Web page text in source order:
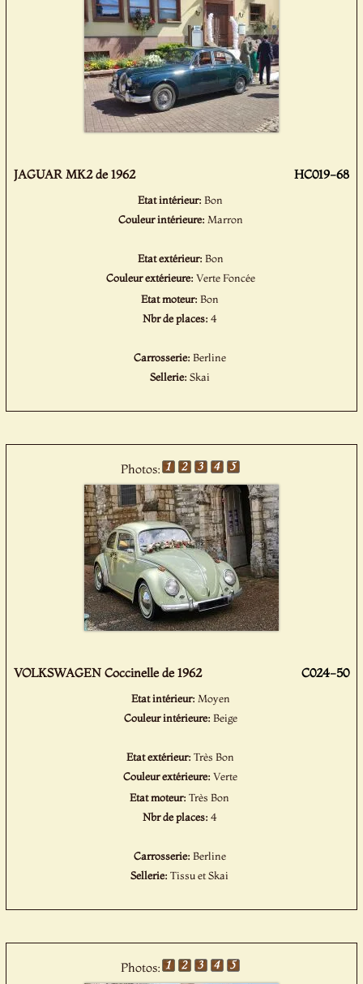
JAGUAR MK2 de 1962 HC019-68
Etat intérieur:Bon
Couleur intérieure: Marron
Etat extérieur: Bon
Couleur extérieure: Verte Foncée
Etat moteur: Bon
Nbr de places: 4
Carrosserie: Berline
Sellerie: Skai
Photos:
VOLKSWAGEN Coccinelle de 1962 C024-50
Etat intérieur: Moyen
Couleur intérieure: Beige
Etat extérieur:Très Bon
Couleur extérieure:Verte
Etat moteur:Très Bon
Nbr de places: 4
Carrosserie: Berline
Sellerie:Tissu et Skai
Photos: